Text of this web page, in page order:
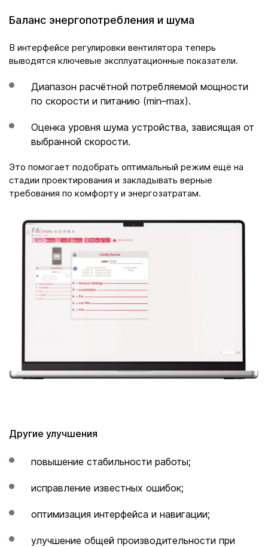
Баланс энергопотребления и шума
В интерфейсе регулировки вентилятора теперь
выводятся ключевые эксплуатационные показатели.
Диапазон расчётной потребляемой мощности
по скорости и питанию (min–max).
Оценка уровня шума устройства, зависящая от
выбранной скорости.
Это помогает подобрать оптимальный режим ещё на
стадии проектирования и закладывать верные
требования по комфорту и энергозатратам.
Другие улучшения
повышение стабильности работы;
исправление известных ошибок;
оптимизация интерфейса и навигации;
улучшение общей производительности при